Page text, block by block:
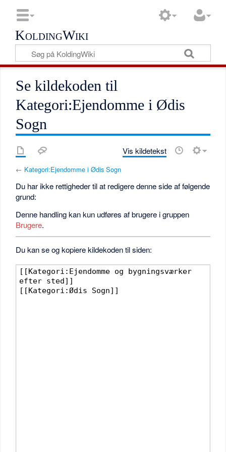
KoldingWiki
Se kildekoden til
Kategori:Ejendomme i Ødis
Sogn
Vis kildetekst
← Kategori:Ejendomme i Ødis Sogn
Du har ikke rettigheder til at redigere denne side af følgende
grund:
Denne handling kan kun udføres af brugere i gruppen
Brugere.
Du kan se og kopiere kildekoden til siden: